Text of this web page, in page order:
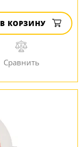
В КОРЗИНУ